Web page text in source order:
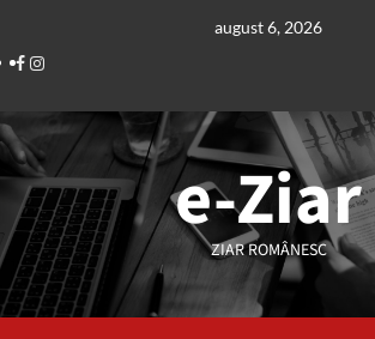
content
august 6, 2026
Facebook
Instagram
e-Ziar
ZIAR ROMÂNESC